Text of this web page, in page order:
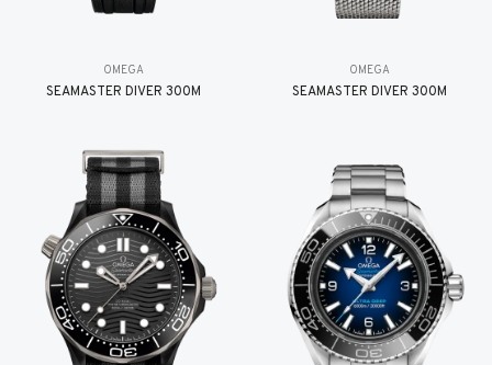
OMEGA
SEAMASTER DIVER 300M
OMEGA
SEAMASTER DIVER 300M